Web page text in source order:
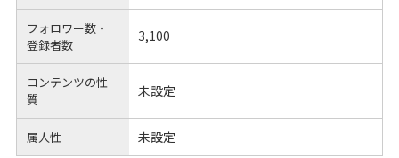
フォロワー数・
登録者数
3,100
コンテンツの性
質
未設定
属人性 未設定